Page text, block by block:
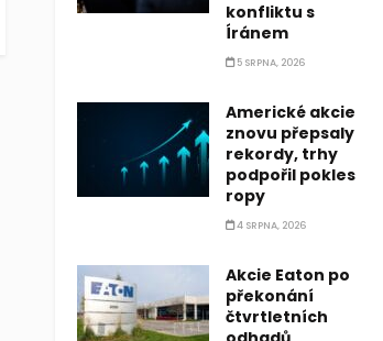
konfliktu s
Íránem
5 SRPNA, 2026
Americké akcie
znovu přepsaly
rekordy, trhy
podpořil pokles
ropy
4 SRPNA, 2026
Akcie Eaton po
překonání
čtvrtletních